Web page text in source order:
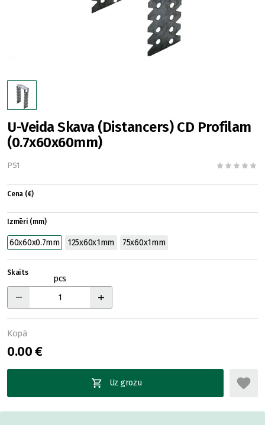
U-Veida Skava (Distancers) CD Profilam
(0.7x60x60mm)
PS1
Cena (€)
Izmēri (mm)
60x60x0.7mm 125x60x1mm 75x60x1mm
Skaits
pcs
Kopā
0.00 €
Uz grozu